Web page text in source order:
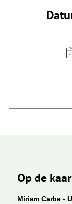
Op de
Miriam Carbe -